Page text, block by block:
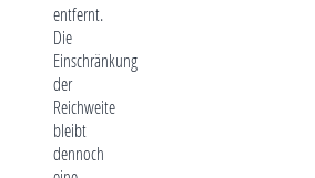
entfernt.
Die
Einschränkung
der
Reichweite
bleibt
dennoch